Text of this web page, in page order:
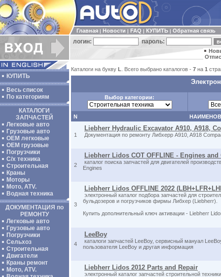
Главная Новости FAQ КУПИТЬ Обратная связь
логин: пароль:
КУПИТЬ
Весь список
По категориям
КАТАЛОГИ
ЗАПЧАСТЕЙ
Легковые авто
Грузовые авто
ОЕМ легковые
OEM грузовые
Погрузчики
С/х техника
Строительная
Краны
Моторы
Мото, ATV.
Водная техника
ДОКУМЕНТАЦИЯ по
РЕМОНТУ
Легковые авто
Грузовые авто
Погрузчики
Сельхоз
Строительная
Двигатели
Краны ремонт
Мото, ATV.
Каталоги на букву L . Всего выбрано каталогов - 7 на 1
Выбор категории:
N
1
Liebherr Hydraulic Excavator A910, A918,
Документация по ремонту Либхерр A910, A918
2
Liebherr Lidos COT OFFLINE - Engines
каталог поиска запчастей для двигателей
Engines
3
Liebherr Lidos OFFLINE 2022
электронный каталог подбора запчастей для
бульдозеров и погрузчиков фирмы Либхер (Liebherr).
Купить дополнительный ключ активации - Liebherr
4
LeeBoy
каталоги запчастей LeeBoy, сервисный мануал
пользователя LeeBoy и другая информация
Liebherr Lidos 2012 Parts and Repair
электронный каталог запчастей строительной